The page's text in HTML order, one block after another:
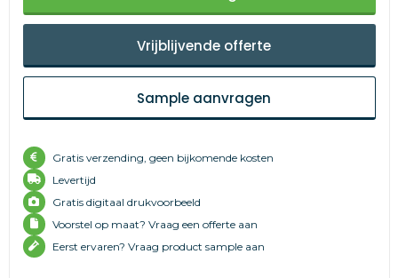
Vrijblijvende offerte
Sample aanvragen
Gratis verzending, geen bijkomende kosten
Levertijd
Gratis digitaal drukvoorbeeld
Voorstel op maat? Vraag een offerte aan
Eerst ervaren? Vraag product sample aan